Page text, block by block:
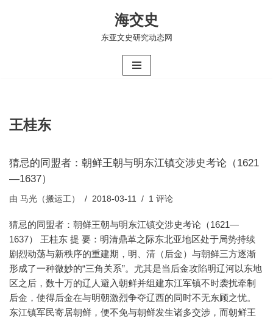
海交史
东亚文史研究动态网
王桂东
猜忌的同盟者：朝鲜王朝与明东江镇交涉史考论（1621
—1637）
由 马光（搬运工） 2018-03-11 1 评论
猜忌的同盟者：朝鲜王朝与明东江镇交涉史考论（1621—
1637） 王桂东 提 要：明清鼎革之际东北亚地区处于局势持续
剧烈动荡与新秩序的重建期，明、清（后金）与朝鲜三方逐渐
形成了一种微妙的“三角关系”。尤其是当后金攻陷明辽河以东地
区之后，数十万的辽人避入朝鲜并组建东江军镇不时袭扰牵制
后金，使得后金在与明朝激烈争夺辽西的同时不无东顾之忧。
东江镇军民寄居朝鲜，便不免与朝鲜发生诸多交涉，而朝鲜王